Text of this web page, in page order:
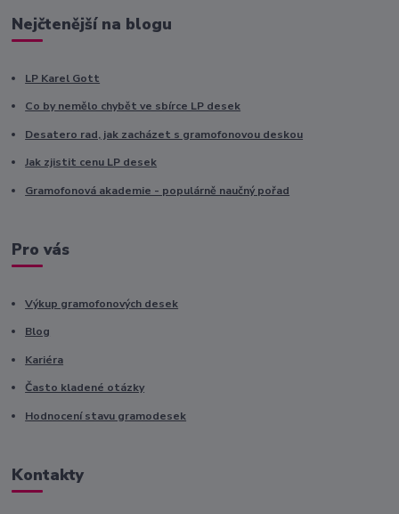
Nejčtenější na blogu
LP Karel Gott
Co by nemělo chybět ve sbírce LP desek
Desatero rad, jak zacházet s gramofonovou deskou
Jak zjistit cenu LP desek
Gramofonová akademie - populárně naučný pořad
Pro vás
Výkup gramofonových desek
Blog
Kariéra
Často kladené otázky
Hodnocení stavu gramodesek
Kontakty